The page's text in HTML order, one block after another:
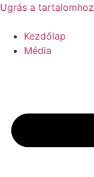
Ugrás a tartalomhoz
Kezdőlap
Média